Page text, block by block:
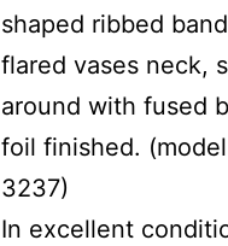
shaped ribbed
flared vases neck,
around with fused
foil finished.
3237)
In excellent